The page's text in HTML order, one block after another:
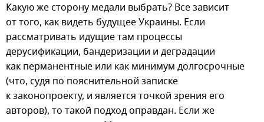
Какую же сторону медали выбрать? Все зависит
от того, как видеть будущее Украины. Если
рассматривать идущие там процессы
дерусификации, бандеризации и деградации
как перманентные или как минимум долгосрочные
(что, судя по пояснительной записке
к законопроекту, и является точкой зрения его
авторов), то такой подход оправдан. Если же